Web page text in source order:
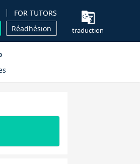
FOR TUTORS
Réadhésion traduction